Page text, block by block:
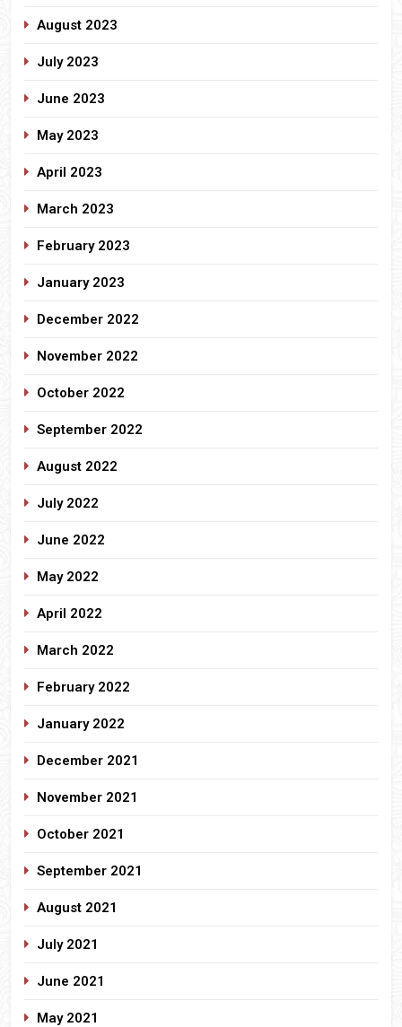
August 2023
July 2023
June 2023
May 2023
April 2023
March 2023
February 2023
January 2023
December 2022
November 2022
October 2022
September 2022
August 2022
July 2022
June 2022
May 2022
April 2022
March 2022
February 2022
January 2022
December 2021
November 2021
October 2021
September 2021
August 2021
July 2021
June 2021
May 2021